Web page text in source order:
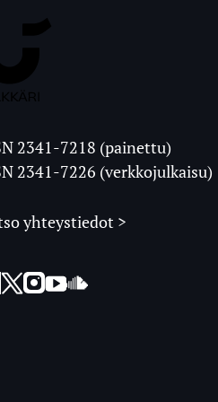
2341-7218 (painettu)
2341-7226 (verkkojulkaisu)
yhteystiedot >
Facebook
Twitter
Instagram
YouTubeSoundCloud